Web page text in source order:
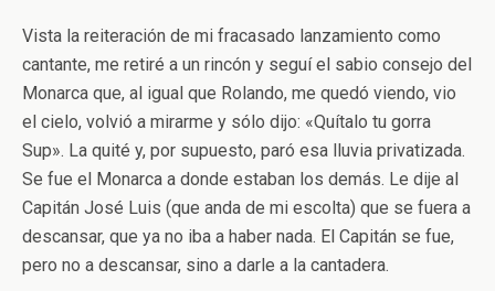
Vista la reiteración de mi fracasado lanzamiento como
cantante, me retiré a un rincón y seguí el sabio consejo del
Monarca que, al igual que Rolando, me quedó viendo, vio
el cielo, volvió a mirarme y sólo dijo: «Quítalo tu gorra
Sup». La quité y, por supuesto, paró esa lluvia privatizada.
Se fue el Monarca a donde estaban los demás. Le dije al
Capitán José Luis (que anda de mi escolta) que se fuera a
descansar, que ya no iba a haber nada. El Capitán se fue,
pero no a descansar, sino a darle a la cantadera.